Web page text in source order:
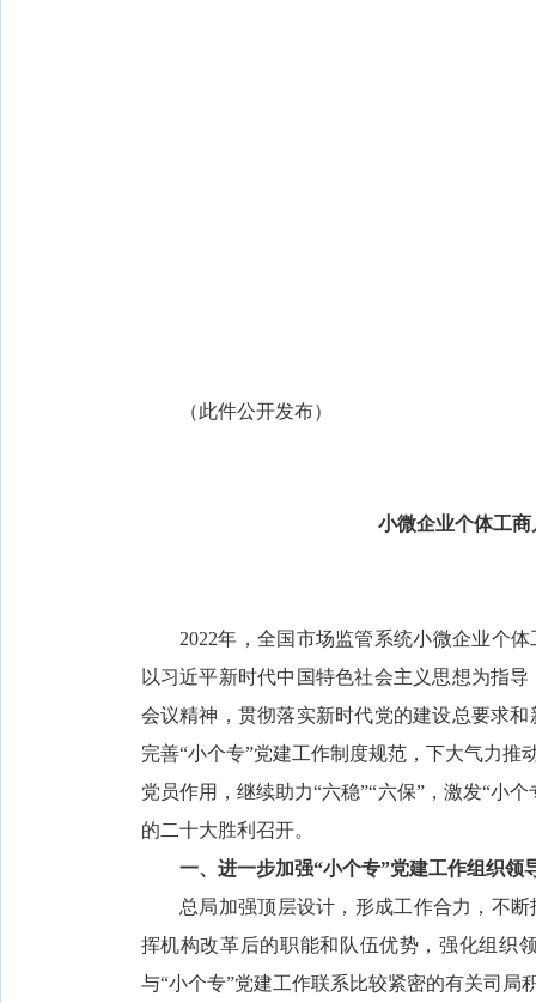
（此件公开发布）
小微企业个体工
2022年，全国市场监管系统小微企业个体
以习近平新时代中国特色社会主义思想为指
会议精神，贯彻落实新时代党的建设总要求
完善“小个专”党建工作制度规范，下大气力推
党员作用，继续助力“六稳”“六保”，激发“小
的二十大胜利召开。
一、进一步加强“小个专”党建工作组织领
总局加强顶层设计，形成工作合力，不断
挥机构改革后的职能和队伍优势，强化组织
与“小个专”党建工作联系比较紧密的有关司局